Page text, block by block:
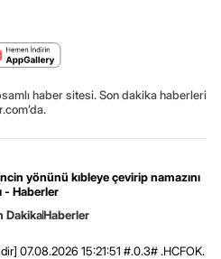
haber sitesi. Son dakika haberleri
yönünü kıbleye çevirip namazını
- Haberler
DakikaHaberler
07.08.2026 15:21:51 #.0.3# .HCFOK.